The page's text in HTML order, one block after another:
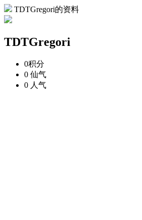
TDTGregori的资料
TDTGregori
0积分
0 仙气
0 人气